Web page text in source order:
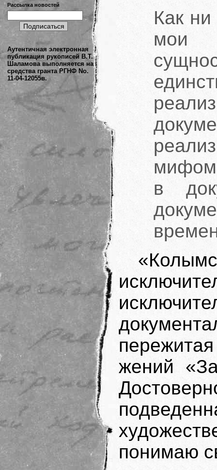
Рассылка новостей
Аутентичная электронная
публикация рукописей В.Т.
Шаламова выполняется на
средства гранта РГНФ No.
11-04-12055в.
Как ни
мои
в
жений
понимаю